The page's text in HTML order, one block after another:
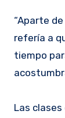
“Aparte
refería a
tiempo
Las